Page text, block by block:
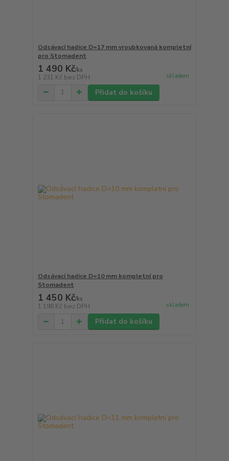
Odsávací hadice D=17 mm vroubkovaná kompletní
pro Stomadent
1 490 Kč/ks
1 231 Kč bez DPH skladem
Přidat do košíku
Odsávací hadice D=10 mm kompletní pro
Stomadent
1 450 Kč/ks
1 198 Kč bez DPH skladem
Přidat do košíku